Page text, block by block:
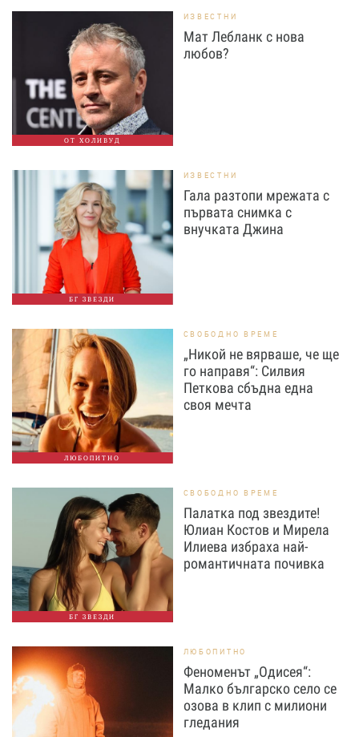
ОТ ХОЛИВУД
ИЗВЕСТНИ
Мат Лебланк с нова
любов?
БГ ЗВЕЗДИ
ИЗВЕСТНИ
Гала разтопи мрежата с
първата снимка с
внучката Джина
ЛЮБОПИТНО
СВОБОДНО ВРЕМЕ
„Никой не вярваше, че ще
го направя“: Силвия
Петкова сбъдна една
своя мечта
БГ ЗВЕЗДИ
СВОБОДНО ВРЕМЕ
Палатка под звездите!
Юлиан Костов и Мирела
Илиева избраха най-
романтичната почивка
ЛЮБОПИТНО
Феноменът „Одисея“:
Малко българско село се
озова в клип с милиони
гледания